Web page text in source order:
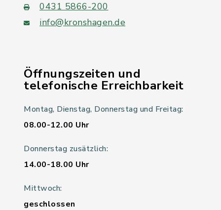
0431 5866-200
info@kronshagen.de
Öffnungszeiten und
telefonische Erreichbarkeit
Montag, Dienstag, Donnerstag und Freitag:
08.00-12.00 Uhr
Donnerstag zusätzlich:
14.00-18.00 Uhr
Mittwoch:
geschlossen